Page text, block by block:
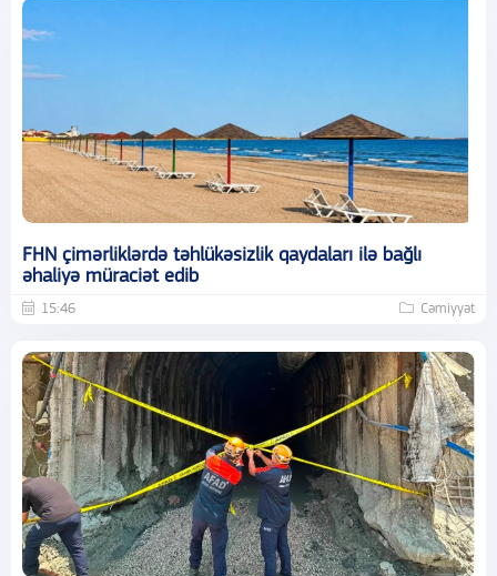
FHN çimərliklərdə təhlükəsizlik qaydaları ilə bağlı
əhaliyə müraciət edib
15:46 Cəmiyyət